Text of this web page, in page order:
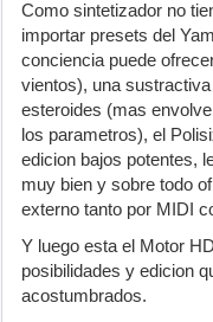
Como sintetizador no
importar presets del
conciencia puede
vientos), una
esteroides (mas
los parametros), el
edicion bajos potentes,
muy bien y sobre todo
externo tanto por MIDI
Y luego esta el Motor
posibilidades y edicion
acostumbrados.